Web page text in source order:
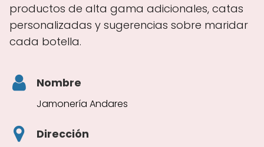
productos de alta gama adicionales, catas
personalizadas y sugerencias sobre maridar
cada botella.
Nombre
Jamonería Andares
Dirección